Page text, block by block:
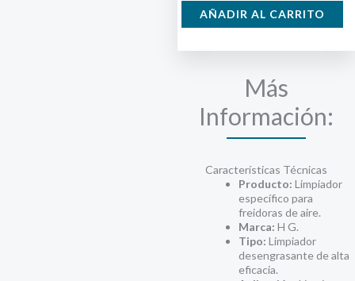
AÑADIR AL CARRITO
Más
Información:
Características Técnicas
Producto: Limpiador
específico para
freidoras de aire.
Marca: H G.
Tipo: Limpiador
desengrasante de alta
eficacia.